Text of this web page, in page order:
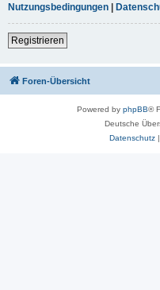
Nutzungsbedingungen |
Registrieren
Foren-Übersicht
Powered by phpBB®
Deutsche
Datenschutz|